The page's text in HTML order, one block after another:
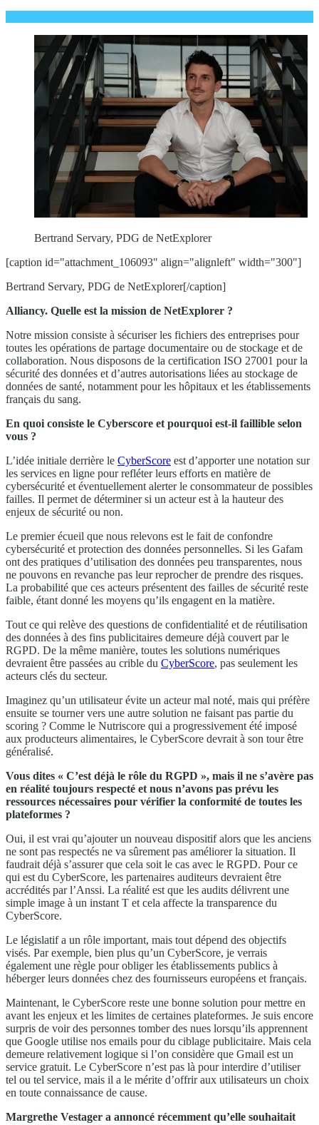
Bertrand Servary, PDG de NetExplorer
[caption id="attachment_106093" align="alignleft" width="300"]
Bertrand Servary, PDG de NetExplorer[/caption]
Alliancy. Quelle est la mission de NetExplorer ?
Notre mission consiste à sécuriser les fichiers des entreprises pour
toutes les opérations de partage documentaire ou de stockage et de
collaboration. Nous disposons de la certification ISO 27001 pour la
sécurité des données et d’autres autorisations liées au stockage de
données de santé, notamment pour les hôpitaux et les établissements
français du sang.
En quoi consiste le Cyberscore et pourquoi est-il faillible selon
vous ?
L’idée initiale derrière le CyberScore est d’apporter une notation sur
les services en ligne pour refléter leurs efforts en matière de
cybersécurité et éventuellement alerter le consommateur de possibles
failles. Il permet de déterminer si un acteur est à la hauteur des
enjeux de sécurité ou non.
Le premier écueil que nous relevons est le fait de confondre
cybersécurité et protection des données personnelles. Si les Gafam
ont des pratiques d’utilisation des données peu transparentes, nous
ne pouvons en revanche pas leur reprocher de prendre des risques.
La probabilité que ces acteurs présentent des failles de sécurité reste
faible, étant donné les moyens qu’ils engagent en la matière.
Tout ce qui relève des questions de confidentialité et de réutilisation
des données à des fins publicitaires demeure déjà couvert par le
RGPD. De la même manière, toutes les solutions numériques
devraient être passées au crible du CyberScore, pas seulement les
acteurs clés du secteur.
Imaginez qu’un utilisateur évite un acteur mal noté, mais qui préfère
ensuite se tourner vers une autre solution ne faisant pas partie du
scoring ? Comme le Nutriscore qui a progressivement été imposé
aux producteurs alimentaires, le CyberScore devrait à son tour être
généralisé.
Vous dites « C’est déjà le rôle du RGPD », mais il ne s’avère pas
en réalité toujours respecté et nous n’avons pas prévu les
ressources nécessaires pour vérifier la conformité de toutes les
plateformes ?
Oui, il est vrai qu’ajouter un nouveau dispositif alors que les anciens
ne sont pas respectés ne va sûrement pas améliorer la situation. Il
faudrait déjà s’assurer que cela soit le cas avec le RGPD. Pour ce
qui est du CyberScore, les partenaires auditeurs devraient être
accrédités par l’Anssi. La réalité est que les audits délivrent une
simple image à un instant T et cela affecte la transparence du
CyberScore.
Le législatif a un rôle important, mais tout dépend des objectifs
visés. Par exemple, bien plus qu’un CyberScore, je verrais
également une règle pour obliger les établissements publics à
héberger leurs données chez des fournisseurs européens et français.
Maintenant, le CyberScore reste une bonne solution pour mettre en
avant les enjeux et les limites de certaines plateformes. Je suis encore
surpris de voir des personnes tomber des nues lorsqu’ils apprennent
que Google utilise nos emails pour du ciblage publicitaire. Mais cela
demeure relativement logique si l’on considère que Gmail est un
service gratuit. Le CyberScore n’est pas là pour interdire d’utiliser
tel ou tel service, mais il a le mérite d’offrir aux utilisateurs un choix
en toute connaissance de cause.
Margrethe Vestager a annoncé récemment qu’elle souhaitait